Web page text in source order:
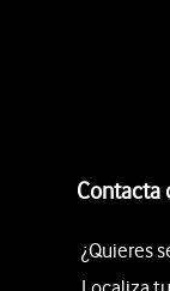
Contacta
¿Quieres